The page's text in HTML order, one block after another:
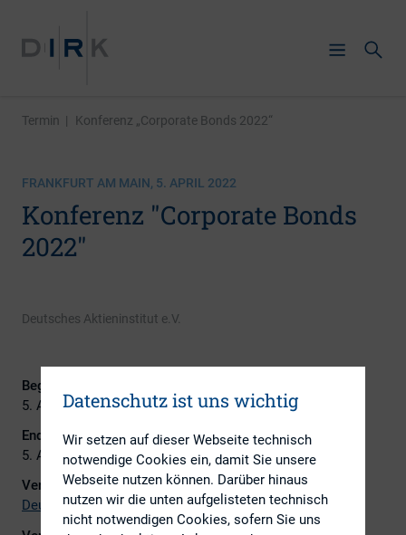
Termin | Konferenz „Corporate Bonds 2022“
FRANKFURT AM MAIN, 5. APRIL 2022
Konferenz "Corporate Bonds
2022"
Deutsches Aktieninstitut e.V.
Beginn:
5. April 2022
Ende:
5. April 2022
Veranstalter:
Deutsches Aktieninstitut e.V.
Datenschutz ist uns wichtig
Wir setzen auf dieser Webseite technisch
notwendige Cookies ein, damit Sie unsere
Webseite nutzen können. Darüber hinaus
nutzen wir die unten aufgelisteten technisch
nicht notwendigen Cookies, sofern Sie uns